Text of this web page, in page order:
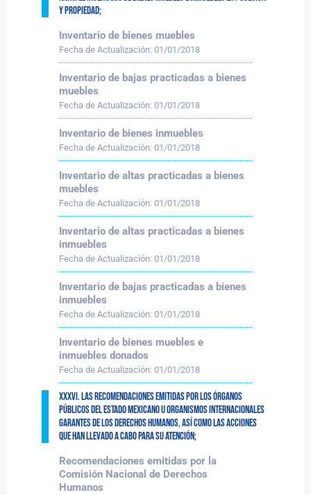
y propiedad;
Inventario de bienes muebles
Fecha de Actualización: 01/01/2018
Inventario de bajas practicadas a bienes
muebles
Fecha de Actualización: 01/01/2018
Inventario de bienes inmuebles
Fecha de Actualización: 01/01/2018
Inventario de altas practicadas a bienes
muebles
Fecha de Actualización: 01/01/2018
Inventario de altas practicadas a bienes
inmuebles
Fecha de Actualización: 01/01/2018
Inventario de bajas practicadas a bienes
inmuebles
Fecha de Actualización: 01/01/2018
Inventario de bienes muebles e
inmuebles donados
Fecha de Actualización: 01/01/2018
XXXVI. Las recomendaciones emitidas por los órganos
públicos del Estado mexicano u organismos internacionales
garantes de los derechos humanos, así como las acciones
que han llevado a cabo para su atención;
Recomendaciones emitidas por la
Comisión Nacional de Derechos
Humanos